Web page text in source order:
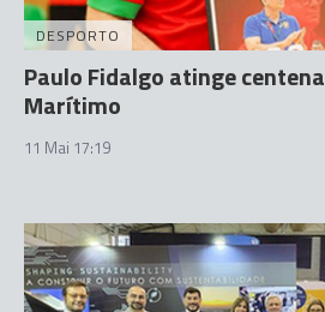
DESPORTO
Paulo Fidalgo atinge
Marítimo
11 Mai 17:19